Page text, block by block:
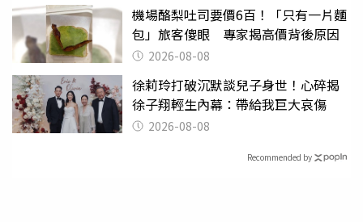
機場酪梨吐司要價6百！「只有一片麵
包」旅客傻眼 專家揭高價背後原因
2026-08-08
徐莉玲打破沉默談兒子身世！心碎揭
徐子翔輕生內幕：帶給我巨大哀傷
2026-08-08
Recommended by